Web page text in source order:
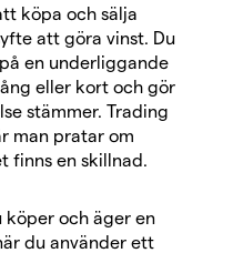
köpa och sälja
att göra vinst. Du
en underliggande
eller kort och gör
stämmer. Trading
man pratar om
finns en skillnad.
köper och äger en
du använder ett